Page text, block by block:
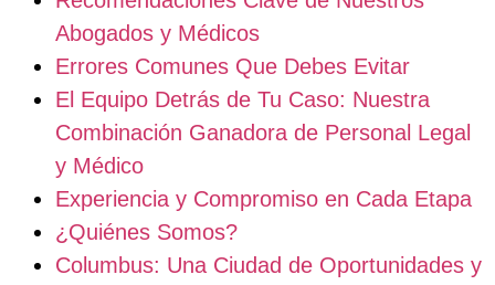
Abogados y Médicos
Errores Comunes Que Debes Evitar
El Equipo Detrás de Tu Caso: Nuestra
Combinación Ganadora de Personal Legal
y Médico
Experiencia y Compromiso en Cada Etapa
¿Quiénes Somos?
Columbus: Una Ciudad de Oportunidades y